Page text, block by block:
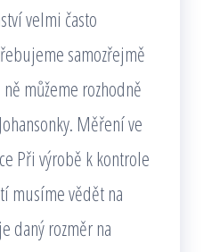
velmi často
samozřejmě
můžeme rozhodně
Měření ve
Při výrobě k kontrole
musíme vědět na
daný rozměr na